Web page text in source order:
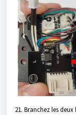
21. Branchez les